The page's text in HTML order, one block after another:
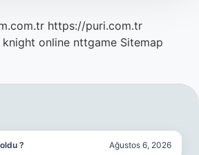
https://puri.com.tr
knight online nttgame Sitemap
? Ağustos 6, 2026